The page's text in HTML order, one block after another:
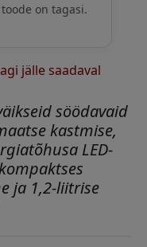
on tagasi.
jälle saadaval
söödavaid
kastmise,
LED-
ja 1,2-liitrise